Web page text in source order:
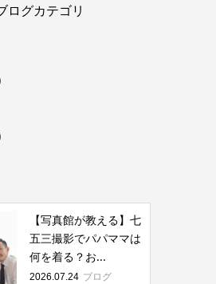
ログカテゴリ
【写真館が教える】七
五三撮影でパパママは
何を着る？お...
2026.07.24 ブログ